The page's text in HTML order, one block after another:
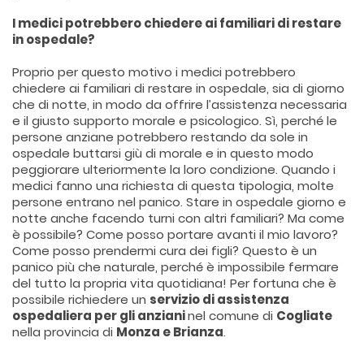
I medici potrebbero chiedere ai familiari di restare
in ospedale?
Proprio per questo motivo i medici potrebbero
chiedere ai familiari di restare in ospedale, sia di giorno
che di notte, in modo da offrire l’assistenza necessaria
e il giusto supporto morale e psicologico. Sì, perché le
persone anziane potrebbero restando da sole in
ospedale buttarsi giù di morale e in questo modo
peggiorare ulteriormente la loro condizione. Quando i
medici fanno una richiesta di questa tipologia, molte
persone entrano nel panico. Stare in ospedale giorno e
notte anche facendo turni con altri familiari? Ma come
è possibile? Come posso portare avanti il mio lavoro?
Come posso prendermi cura dei figli? Questo è un
panico più che naturale, perché è impossibile fermare
del tutto la propria vita quotidiana! Per fortuna che è
possibile richiedere un servizio di assistenza
ospedaliera per gli anzianinel comune di Cogliate
nella provincia di Monza e Brianza.